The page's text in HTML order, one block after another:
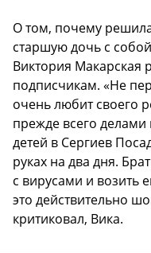
О том, почему
старшую дочь с
Виктория Макарская
подписчикам. «Не
очень любит своего
прежде всего
детей в Сергиев
руках на два дня.
с вирусами и возить
это действительно
критиковал, Вика.